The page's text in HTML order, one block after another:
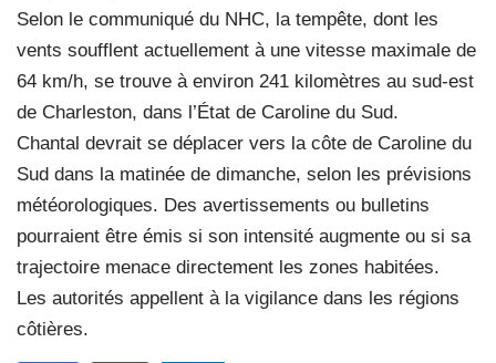
Selon le communiqué du NHC, la tempête, dont les
vents soufflent actuellement à une vitesse maximale de
64 km/h, se trouve à environ 241 kilomètres au sud-est
de Charleston, dans l’État de Caroline du Sud.
Chantal devrait se déplacer vers la côte de Caroline du
Sud dans la matinée de dimanche, selon les prévisions
météorologiques. Des avertissements ou bulletins
pourraient être émis si son intensité augmente ou si sa
trajectoire menace directement les zones habitées.
Les autorités appellent à la vigilance dans les régions
côtières.